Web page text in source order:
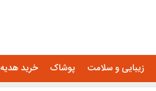
زیبایی و سلامت پوشاک خرید هدیه